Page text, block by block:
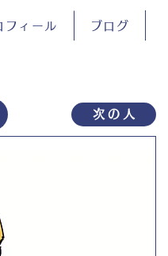
フィール ブログ
次の人